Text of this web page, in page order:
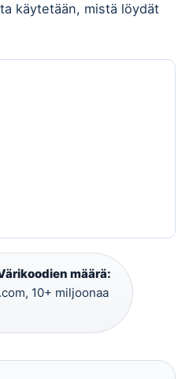
käytetään, mistä löydät
määrä:
10+ miljoonaa